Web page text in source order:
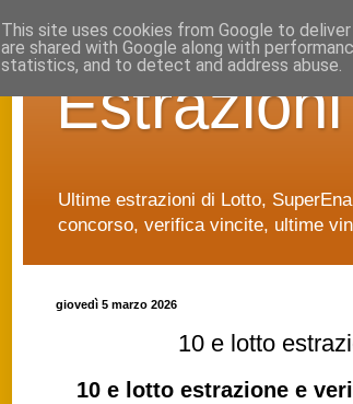
Ultime estrazioni di Lotto,
concorso, verifica vincite, ultime
giovedì 5 marzo 2026
10 e lotto
10 e lottoestrazione e
This site uses cookies from Google to
are shared with Google along with
statistics, and to detect and address abuse.